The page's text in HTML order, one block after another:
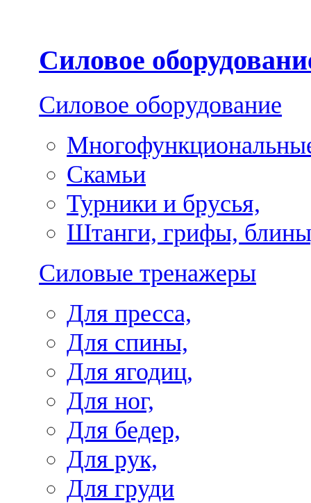
Силовое
Силовое оборудование
Скамьи
Турники и брусья,
Штанги, грифы,
Силовые тренажеры
Для пресса,
Для спины,
Для ягодиц,
Для ног,
Для бедер,
Для рук,
Для груди